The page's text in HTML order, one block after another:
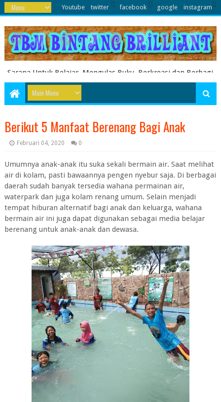
Youtube twitter facebook google instagram
Sarana Untuk Belajar, Mengulas Buku, Berkreasi dan Berbagi
Pengetahuan serta Energi Literasi Berbagai soal ujian sekolah
dasar juga dibahas disini
Berikut 5 Manfaat Berenang Bagi Anak
Februari 04, 2020 0
Umumnya anak-anak itu suka sekali bermain air. Saat melihat
air di kolam, pasti bawaannya pengen nyebur saja. Di berbagai
daerah sudah banyak tersedia wahana permainan air,
waterpark dan juga kolam renang umum. Selain menjadi
tempat hiburan alternatif bagi anak dan keluarga, wahana
bermain air ini juga dapat digunakan sebagai media belajar
berenang untuk anak-anak dan dewasa.